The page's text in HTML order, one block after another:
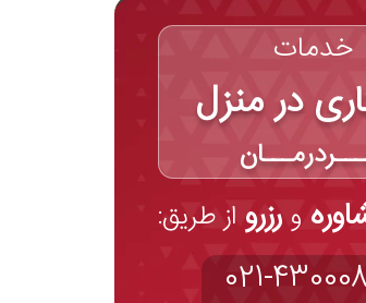
خدمات
در منزل
و رزرو از طریق:
021-